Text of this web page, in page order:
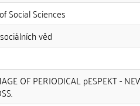
Social Sciences
věd
OF PERIODICAL pESPEKT -